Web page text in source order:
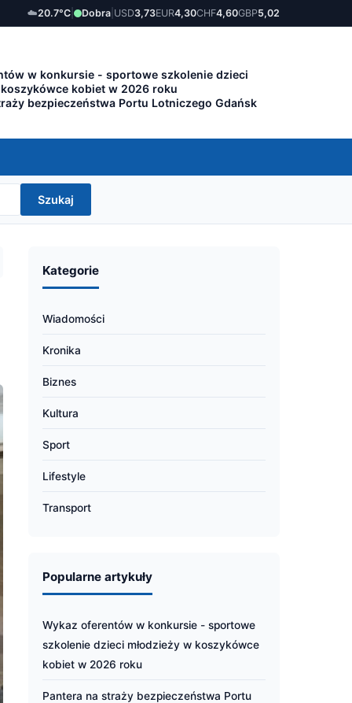
☁️20.7°C Dobra USD3,73EUR4,30CHF4,60GBP5,02
w konkursie - sportowe szkolenie dzieci
koszykówce kobiet w 2026 roku
bezpieczeństwa Portu Lotniczego Gdańsk
Szukaj
Kategorie
Wiadomości
Kronika
Biznes
Kultura
Sport
Lifestyle
Transport
Popularne artykuły
Wykaz oferentów w konkursie - sportowe
szkolenie dzieci młodzieży w koszykówce
kobiet w 2026 roku
Pantera na straży bezpieczeństwa Portu